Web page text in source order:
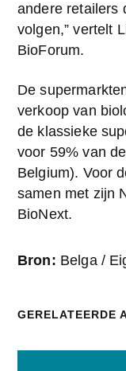
andere retailers
volgen,” vertelt
BioForum.
De
verkoop van
de klassieke
voor 59% van
Belgium). Voor
samen met zijn
BioNext.
Bron: Belga /
GERELATEERDE